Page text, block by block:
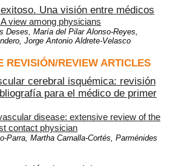
Una visión entre médicos
view among physicians
Deses, María del Pilar Alonso-Reyes,
Jorge Antonio Aldrete-Velasco
REVISIÓN/REVIEW ARTICLES
cerebral isquémica: revisión
para el médico de primer
disease: extensive review of the
contact physician
Parra, Martha Carnalla-Cortés, Parménides